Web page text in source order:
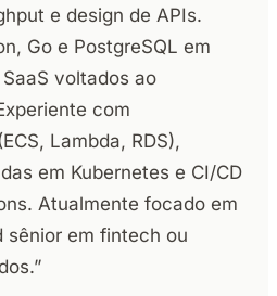
e design de APIs.
Go e PostgreSQL em
voltados ao
com
Lambda, RDS),
em Kubernetes e CI/CD
Atualmente focado em
sênior em fintech ou